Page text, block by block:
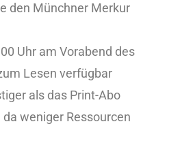
den Münchner Merkur
Uhr am Vorabend des
Lesen verfügbar
als das Print-Abo
weniger Ressourcen